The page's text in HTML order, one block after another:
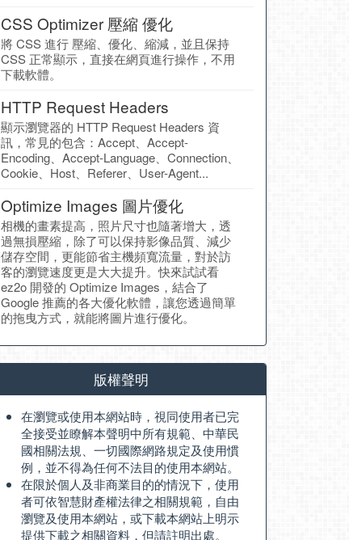
CSS Optimizer 壓縮 優化
將 CSS 進行 壓縮、優化、縮減，並且保持
CSS 正常顯示，直接在網頁進行操作，不用
下載軟體。
HTTP Request Headers
顯示瀏覽器的 HTTP Request Headers 資
訊，常見的包含：Accept、Accept-
Encoding、Accept-Language、Connection、
Cookie、Host、Referer、User-Agent...
Optimize Images 圖片優化
相機的畫素提高，照片尺寸也隨著增大，透
過無損壓縮，除了可以保持影像品質、減少
儲存空間，更能節省主機頻寬流量，對於訪
客的瀏覽速度更是大大提升。快來試試看
ez2o 開發的 Optimize Images，結合了
Google 推薦的各大優化軟體，讓您透過簡單
的拖曳方式，就能將圖片進行優化。
版權聲明
在瀏覽或使用本網站時，視同使用者已完
全接受並瞭解本聲明中所有規範、中華民
國相關法規、一切國際網路規定及使用慣
例，並不得為任何不法目的使用本網站。
在限於個人及非商業目的的情況下，使用
者可依智慧財產權法律之相關規範，自由
瀏覽及使用本網站，或下載本網站上明示
提供下載之相關資料，但請註明出處。